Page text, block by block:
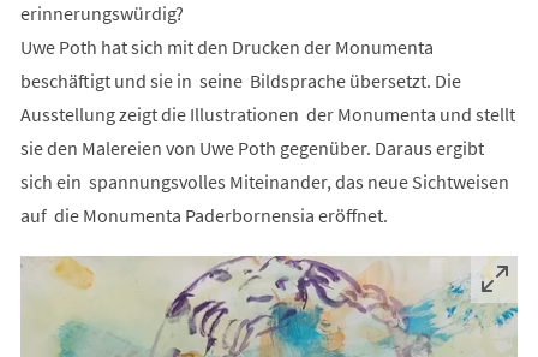
erinnerungswürdig?
Uwe Poth hat sich mit den Drucken der Monumenta
beschäftigt und sie in seine Bildsprache übersetzt. Die
Ausstellung zeigt die Illustrationen der Monumenta und stellt
sie den Malereien von Uwe Poth gegenüber. Daraus ergibt
sich ein spannungsvolles Miteinander, das neue Sichtweisen
auf die Monumenta Paderbornensia eröffnet.